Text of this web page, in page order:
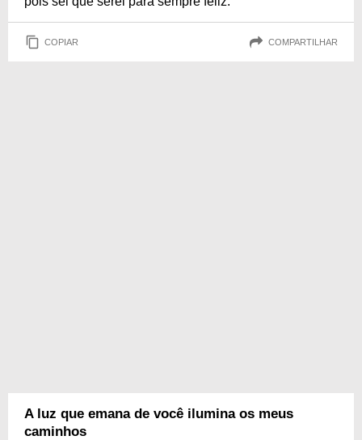
COPIAR COMPARTILHAR
A luz que emana de você ilumina os meus
caminhos